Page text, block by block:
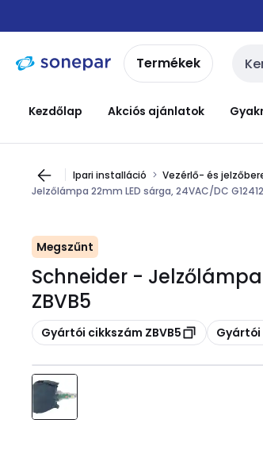
navigációhoztartalomra
Termékek
Kezdőlap Akciós ajánlatok
Ipari installáció Vezérlő- és
Jelzőlámpa 22mm LED sárga, 24VAC/DC G12412
Megszűnt
Schneider - Jelzőlámpa
ZBVB5
Másolás
Gyártói cikkszám ZBVB5 Másolás
Gyártói